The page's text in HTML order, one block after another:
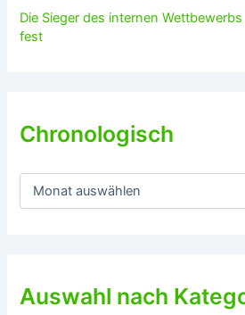
Die Sieger des internen
fest
Chronologisch
C
o
Auswahl nach